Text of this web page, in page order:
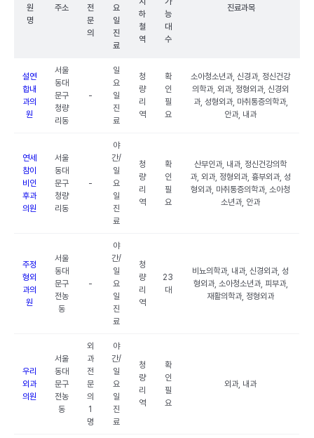
원
명
주소
전
문
의
요
일
진
료
하
철
역
능
대
수
진료과목
설연
합내
과의
원
서울
동대
문구
청량
리동
-
일
요
일
진
료
청
량
리
역
확
인
필
요
소아청소년과, 신경과, 정신건강
의학과, 외과, 정형외과, 신경외
과, 성형외과, 마취통증의학과,
안과, 내과
연세
참이
비인
후과
의원
서울
동대
문구
청량
리동
-
야
간/
일
요
일
진
료
청
량
리
역
확
인
필
요
산부인과, 내과, 정신건강의학
과, 외과, 정형외과, 흉부외과, 성
형외과, 마취통증의학과, 소아청
소년과, 안과
주정
형외
과의
원
서울
동대
문구
전농
동
-
야
간/
일
요
일
진
료
청
량
리
역
23
대
비뇨의학과, 내과, 신경외과, 성
형외과, 소아청소년과, 피부과,
재활의학과, 정형외과
우리
외과
의원
서울
동대
문구
전농
동
외
과
전
문
의
1
명
야
간/
일
요
일
진
료
청
량
리
역
확
인
필
요
외과, 내과